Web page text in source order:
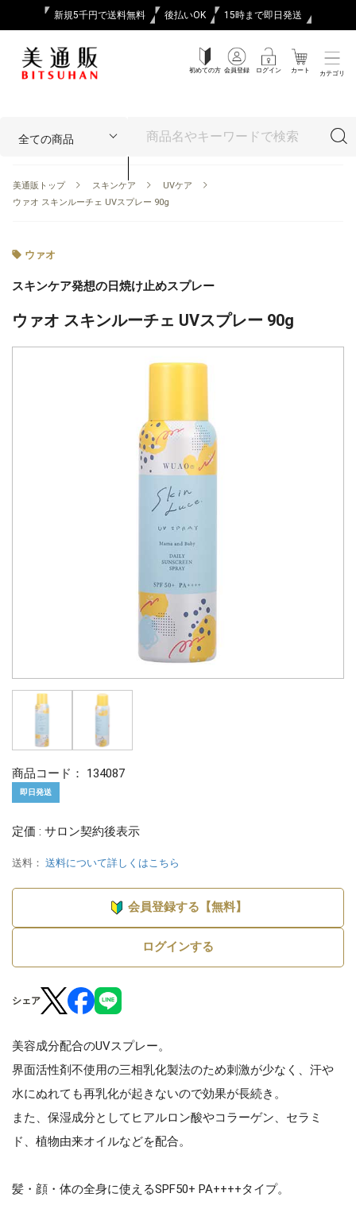
新規5千円で送料無料 後払いOK 15時まで即日発送
初めての方 会員登録 ログイン カート カテゴリ
美通販トップ スキンケア
UVケア
ウァオ スキンルーチェ UVスプレー 90g
ウァオ
スキンケア発想の日焼け止めスプレー
ウァオ スキンルーチェ UVスプレー 90g
商品コード： 134087
即日発送
定価 : サロン契約後表示
送料： 送料について詳しくはこちら
会員登録する【無料】
ログインする
シェア
美容成分配合のUVスプレー。
界面活性剤不使用の三相乳化製法のため刺激が少なく、汗や
水にぬれても再乳化が起きないので効果が長続き。
また、保湿成分としてヒアルロン酸やコラーゲン、セラミ
ド、植物由来オイルなどを配合。
髪・顔・体の全身に使えるSPF50+ PA++++タイプ。